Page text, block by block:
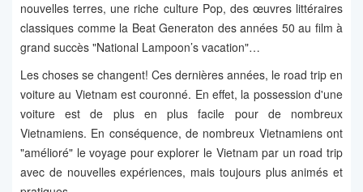
nouvelles terres, une riche culture Pop, des œuvres littéraires
classiques comme la Beat Generaton des années 50 au film à
grand succès "National Lampoon’s vacation"…
Les choses se changent! Ces dernières années, le road trip en
voiture au Vietnam est couronné. En effet, la possession d'une
voiture est de plus en plus facile pour de nombreux
Vietnamiens. En conséquence, de nombreux Vietnamiens ont
"amélioré" le voyage pour explorer le Vietnam par un road trip
avec de nouvelles expériences, mais toujours plus animés et